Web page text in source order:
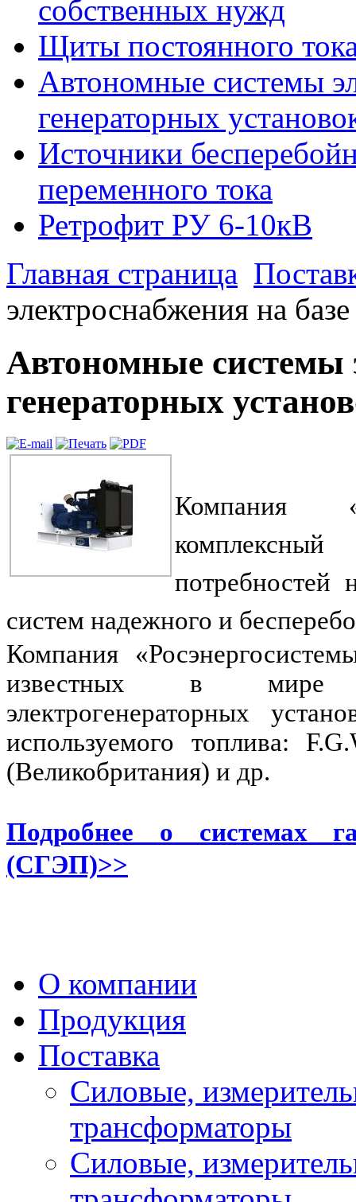
собственных нужд
Щиты постоянного
Автономные системы
генераторных
Источники
переменного тока
Ретрофит РУ 6-10кВ
Главная страница
электроснабжения на
Автономные системы
генераторных
Компания
потребностей
систем надежного и
Компания
известных в мире
электрогенераторных
используемого топлива:
(Великобритания) и др.
Подробнее о системах
(СГЭП)>>
О компании
Продукция
Поставка
Силовые,
трансформаторы
Силовые,